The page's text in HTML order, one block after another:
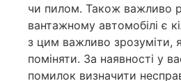
чи пилом. Також важливо
вантажному автомобілі є
з цим важливо зрозуміти,
поміняти. За наявності у
помилок визначити